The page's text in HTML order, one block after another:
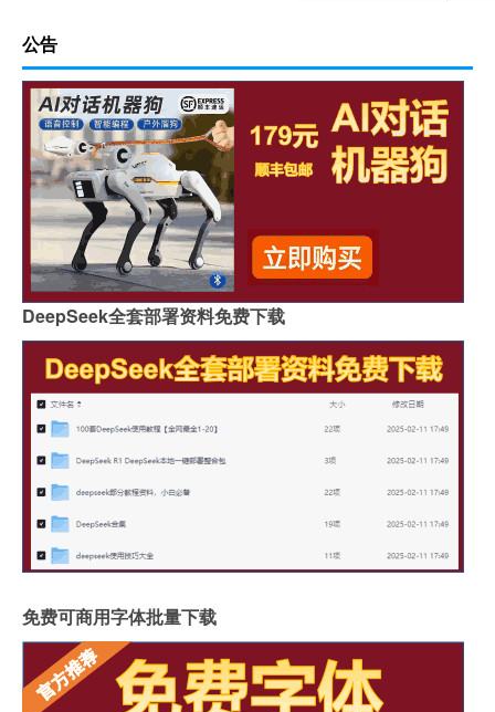
公告
DeepSeek全套部署资料免费下载
免费可商用字体批量下载